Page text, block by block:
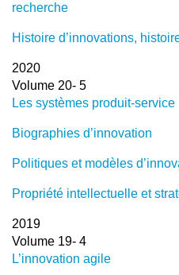
recherche
Histoire d’innovations,
2020
Volume 20- 5
Les systèmes produit-service
Biographies d’innovation
Politiques et modèles
Propriété intellectuelle et
2019
Volume 19- 4
L’innovation agile